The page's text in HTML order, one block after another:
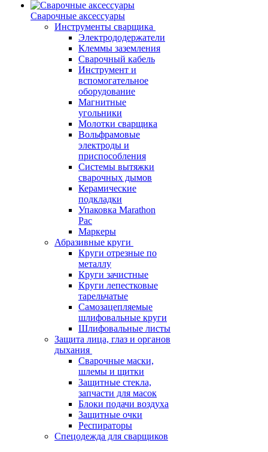
Сварочные аксессуары
Инструменты сварщика
Электрододержатели
Клеммы заземления
Сварочный кабель
Инструмент и
вспомогательное
оборудование
Магнитные
угольники
Молотки сварщика
Вольфрамовые
электроды и
приспособления
Системы вытяжки
сварочных дымов
Керамические
подкладки
Упаковка Marathon
Pac
Маркеры
Абразивные круги
Круги отрезные по
металлу
Круги зачистные
Круги лепестковые
тарельчатые
Самозацепляемые
шлифовальные круги
Шлифовальные листы
Защита лица, глаз и органов
дыхания
Сварочные маски,
шлемы и щитки
Защитные стекла,
запчасти для масок
Блоки подачи воздуха
Защитные очки
Респираторы
Спецодежда для сварщиков